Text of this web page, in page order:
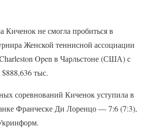
не смогла пробиться в
Женской теннисной ассоциации
Open в Чарльстоне (США) с
тыс.
соревнований Киченок уступила в
Франческе Ди Лоренцо — 7:6 (7:3),